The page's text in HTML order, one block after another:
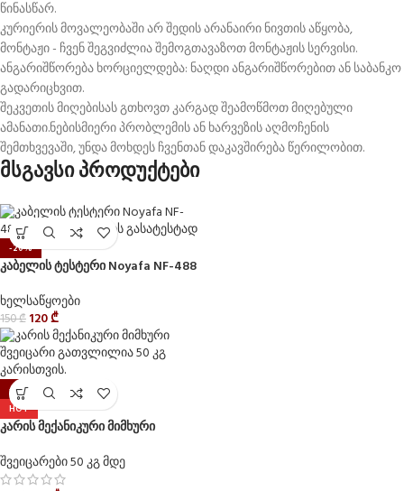
წინასწარ.
კურიერის მოვალეობაში არ შედის არანაირი ნივთის აწყობა,
მონტაჟი - ჩვენ შეგვიძლია შემოგთავაზოთ მონტაჟის სერვისი.
ანგარიშწორება ხორციელდება: ნაღდი ანგარიშწორებით ან საბანკო
გადარიცხვით.
შეკვეთის მიღებისას გთხოვთ კარგად შეამოწმოთ მიღებული
ამანათი.ნებისმიერი პრობლემის ან ხარვეზის აღმოჩენის
შემთხვევაში, უნდა მოხდეს ჩვენთან დაკავშირება წერილობით.
მსგავსი პროდუქტები
-20%
კაბელის ტესტერი Noyafa NF-488
ხელსაწყოები
150₾ 120₾
-13%
HOT
კარის მექანიკური მიმხური
შვეიცარები 50 კგ მდე